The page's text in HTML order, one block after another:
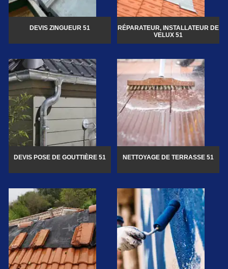
DEVIS ZINGUEUR 51
RÉPARATEUR, INSTALLATEUR DE
VELUX 51
DEVIS POSE DE GOUTTIÈRE 51 NETTOYAGE DE TERRASSE 51